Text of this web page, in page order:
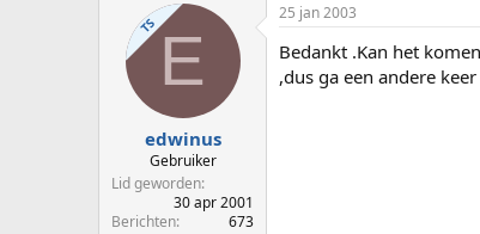
TS E
edwinus
Gebruiker
Lid geworden
30 apr 2001
Berichten
673
25 jan 2003
Bedankt .Kan het
,dus ga een andere